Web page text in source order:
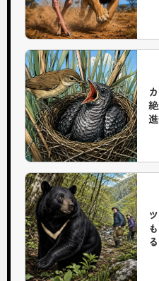
ア
フ
リ
カ
の
サ
バ
ン
ナ
を
砂
塵
を
巻
き
上
げ
な